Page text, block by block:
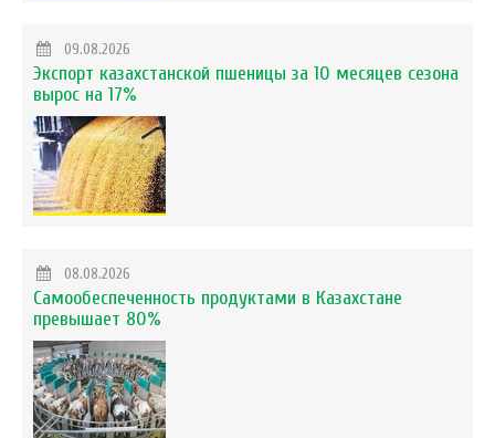
09.08.2026
Экспорт казахстанской пшеницы за 10 месяцев сезона
вырос на 17%
08.08.2026
Самообеспеченность продуктами в Казахстане
превышает 80%